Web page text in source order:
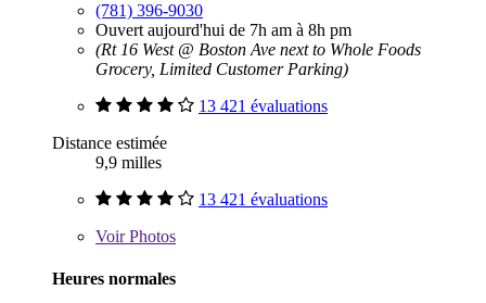
(781) 396-9030
Ouvert aujourd'hui de 7h am à 8h pm
(Rt 16 West @ Boston Ave next to Whole Foods
Grocery, Limited Customer Parking)
13 421 évaluations
Distance estimée
9,9 milles
13 421 évaluations
VoirPhotos
Heures normales